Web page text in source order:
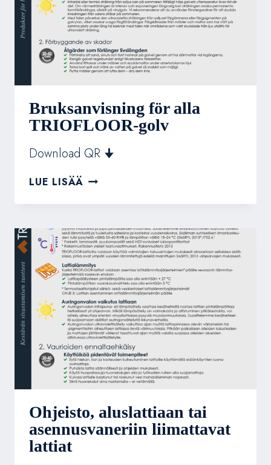
Bruksanvisning för alla
TRIOFLOOR-golv
Download QR 🠋
LUE LISÄÄ BRUKSANVISNING
ALLA
GOLV
Ohjeisto, aluslattiaan tai
asennusvaneriin liimattavat
lattiat